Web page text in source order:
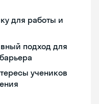
для работы и
подход для
учеников